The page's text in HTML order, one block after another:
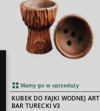
Mamy go w sprzedaży
KUBEK DO FAJKI WODNEJ ART
BAR TURECKI V3